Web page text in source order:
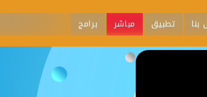
بنا تطبيق مباشر برامج